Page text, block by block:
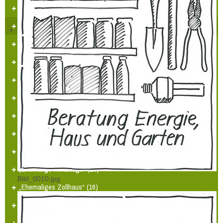
Bild_0010.jpg
Alter Jüdischer Friedhof (5)
Ehemaliges Pfarrhaus (6)
Ehemaliges Bauernhaus (7)
Ehemaliges Bauernhaus Herzogstr. (8)
„Ehemalige DORFSCHUSTEREI“ (9)
Schloss Hülchrath (10)
Ehemaliges Amtmannshaus (12)
Kurfürstliches Beamtenhaus (13)
Ehemaliges Bürgerhaus (14)
„Ehemalige Hofanlage“ (15)
„Ehemaliges Zollhaus“ (16)
Ehemaliges Bürgermeisterhaus (17)